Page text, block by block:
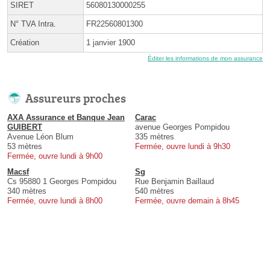
SIRET 56080130000255
N° TVA Intra. FR22560801300
Création 1 janvier 1900
Éditer les informations de mon assurance
Assureurs proches
AXA Assurance et Banque Jean
GUIBERT
Avenue Léon Blum
53 mètres
Fermée, ouvre lundi à 9h00
Carac
avenue Georges Pompidou
335 mètres
Fermée, ouvre lundi à 9h30
Macsf
Cs 95880 1 Georges Pompidou
340 mètres
Fermée, ouvre lundi à 8h00
Sg
Rue Benjamin Baillaud
540 mètres
Fermée, ouvre demain à 8h45